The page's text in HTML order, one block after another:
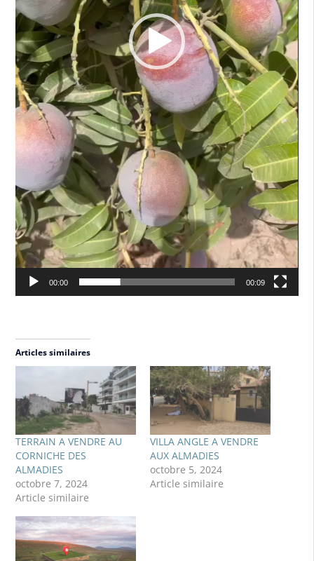
00:00 00:09
Articles similaires
TERRAIN A VENDRE AU
CORNICHE DES
ALMADIES
octobre 7, 2024
Article similaire
VILLA ANGLE A VENDRE
AUX ALMADIES
octobre 5, 2024
Article similaire